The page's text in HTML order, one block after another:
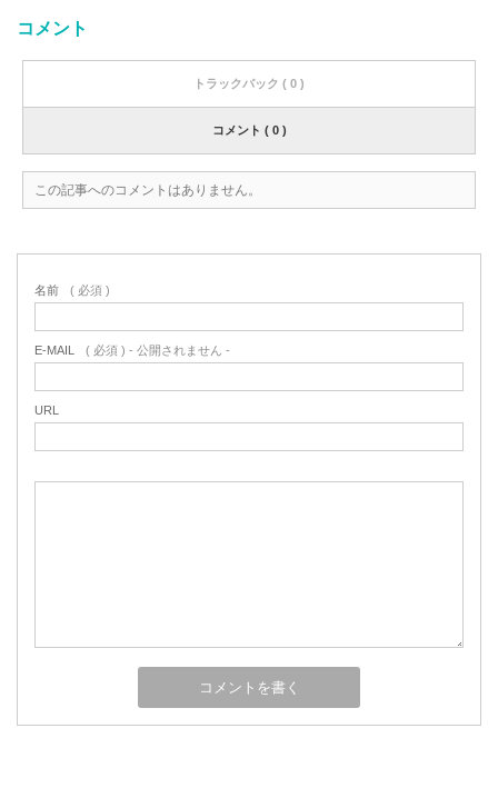
コメント
トラックバック ( 0 )
コメント ( 0 )
この記事へのコメントはありません。
名前 ( 必須 )
E-MAIL ( 必須 ) - 公開されません -
URL